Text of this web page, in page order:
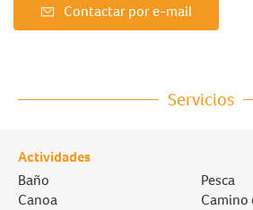
Contactar por e-mail
Servicios
Actividades
Baño
Canoa
Pesca
Camino